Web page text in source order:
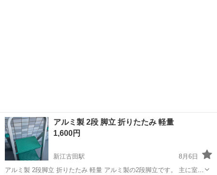
アルミ製 2段 脚立 折りたたみ 軽量
1,600円
新江古田駅
8月6日
アルミ製 2段脚立 折りたたみ 軽量 アルミ製の2段脚立です。 主に室内